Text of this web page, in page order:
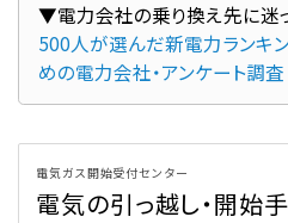
500人が選んだ新電力ランキ
めの電力会社・アンケート調査
電気ガス開始受付センター
電気の引っ越し・開始